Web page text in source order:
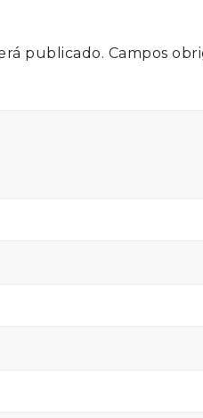
publicado. Campos